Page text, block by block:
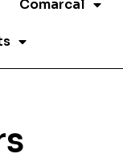
Comarcal